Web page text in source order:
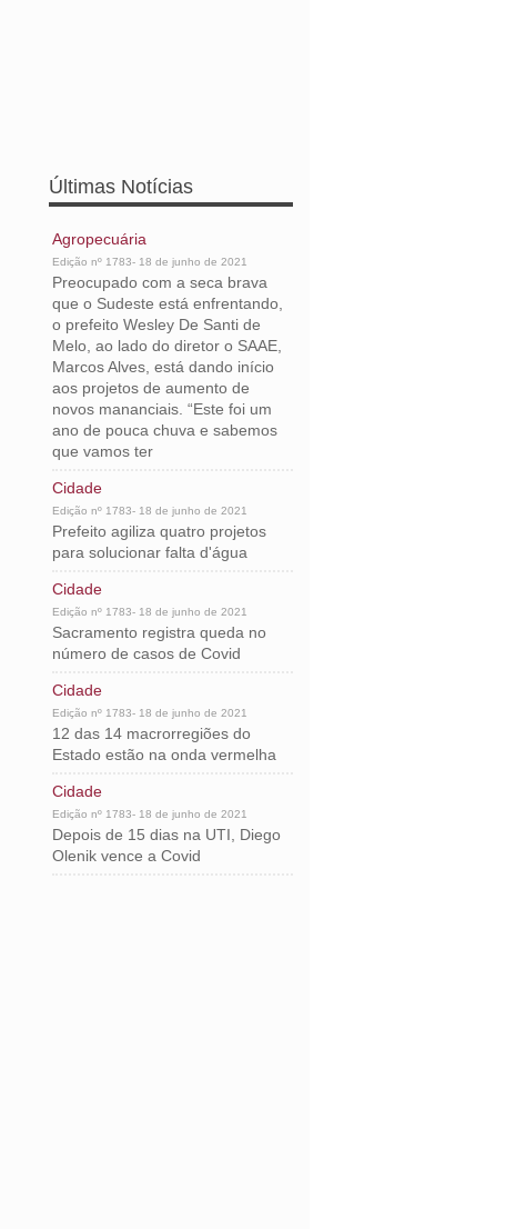
Últimas Notícias
Agropecuária
Edição nº 1783- 18 de junho de 2021
Preocupado com a seca brava
que o Sudeste está enfrentando,
o prefeito Wesley De Santi de
Melo, ao lado do diretor o SAAE,
Marcos Alves, está dando início
aos projetos de aumento de
novos mananciais. “Este foi um
ano de pouca chuva e sabemos
que vamos ter
Cidade
Edição nº 1783- 18 de junho de 2021
Prefeito agiliza quatro projetos
para solucionar falta d'água
Cidade
Edição nº 1783- 18 de junho de 2021
Sacramento registra queda no
número de casos de Covid
Cidade
Edição nº 1783- 18 de junho de 2021
12 das 14 macrorregiões do
Estado estão na onda vermelha
Cidade
Edição nº 1783- 18 de junho de 2021
Depois de 15 dias na UTI, Diego
Olenik vence a Covid